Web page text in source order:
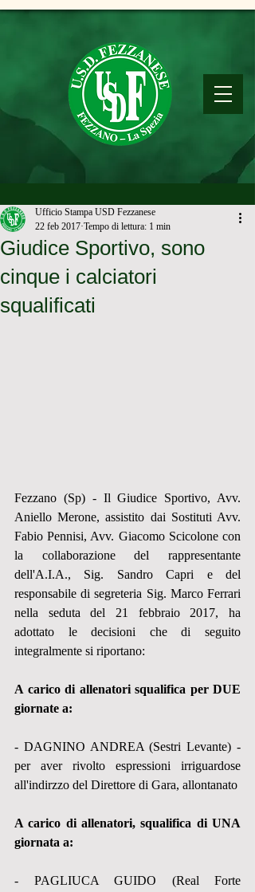
Giudice Sportivo, sono
cinque i calciatori
squalificati
Ufficio Stampa USD Fezzanese
22 feb 2017 Tempo di lettura: 1 min
Fezzano (Sp) - Il Giudice Sportivo, Avv.
Aniello Merone, assistito dai Sostituti Avv.
Fabio Pennisi, Avv. Giacomo Scicolone con
la collaborazione del rappresentante
dell'A.I.A., Sig. Sandro Capri e del
responsabile di segreteria Sig. Marco Ferrari
nella seduta del 21 febbraio 2017, ha
adottato le decisioni che di seguito
integralmente si riportano:
A carico di allenatori squalifica per DUE
giornate a:
- DAGNINO ANDREA (Sestri Levante) -
per aver rivolto espressioni irriguardose
all'indirzzo del Direttore di Gara, allontanato
A carico di allenatori, squalifica di UNA
giornata a:
- PAGLIUCA GUIDO (Real Forte